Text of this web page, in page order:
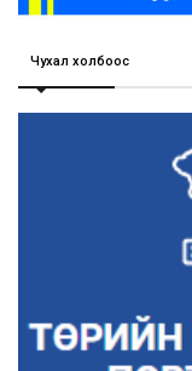
Чухал холбоос